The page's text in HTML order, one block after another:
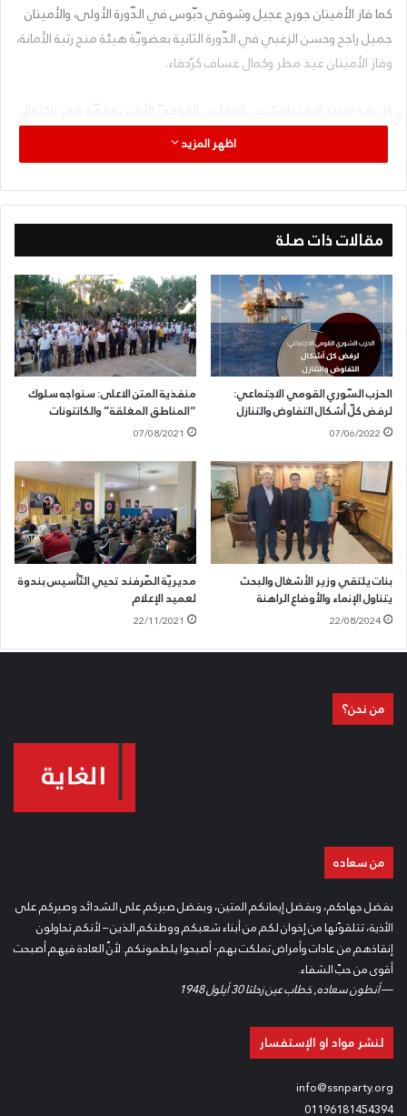
كما فاز الأمينان جورج عجيل وشوقي دبّوس في الدّورة الأولى، والأمينان
جميل راجح وحسن الزغبي في الدّورة الثانية بعضويّة هيئة منح رتبة الأمانة،
وفاز الأمينان عيد مطر وكمال عساف كرُدفاء.
كان قد افتتح الاجتماع رئيس المجلس القوميّ الأمين محمّد قمر باكتمال
النّصاب القانونيّ وذلك حضوراً وعبر منصّة “زوم”، بمشاركة من مندوبي
المجلس القوميّ في الوطن السّوريّ وعبر الحدود.
اظهر المزيد
مقالات ذات صلة
الحزب السّوري القومي الاجتماعي:
لرفض كلّ أشكال التفاوض والتنازل
07/06/2022
منفذية المتن الاعلى: سنواجه سلوك
“المناطق المغلقة” والكانتونات
07/08/2021
بنات يلتقي وزير الأشغال والبحث
يتناول الإنماء والأوضاع الراهنة
22/08/2024
مديريّة الصّرفند تحيي التّأسيس بندوة
لعميد الإعلام
22/11/2021
من نحن؟
من سعاده
بفضل جهادكم، وبفضل إيمانكم المتين، وبفضل صبركم على الشدائد وصبركم على
الأذية، تتلقوّنها من إخوان لكم من أبناء شعبكم ووطنكم الذين – لأنكم تحاولون
إنقاذهم من عادات وأمراض تملكت بهم- أصبحوا يلطمونكم. لأنّ العادة فيهم أصبحت
أقوى من حبّ الشفاء.
—أنطون سعاده,خطاب عين زحلتا 30 أيلول 1948
لنشر مواد او الإستفسار
info@ssnparty.org
01196181454394